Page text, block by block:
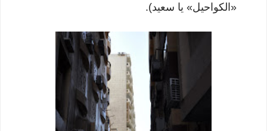
«الكواحيل» يا سعيد).